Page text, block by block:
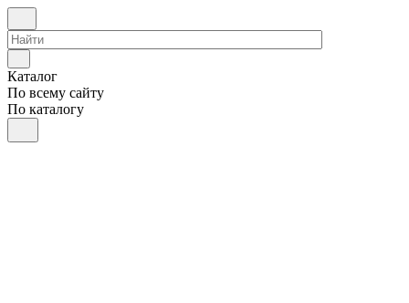
Каталог
По всему сайту
По каталогу